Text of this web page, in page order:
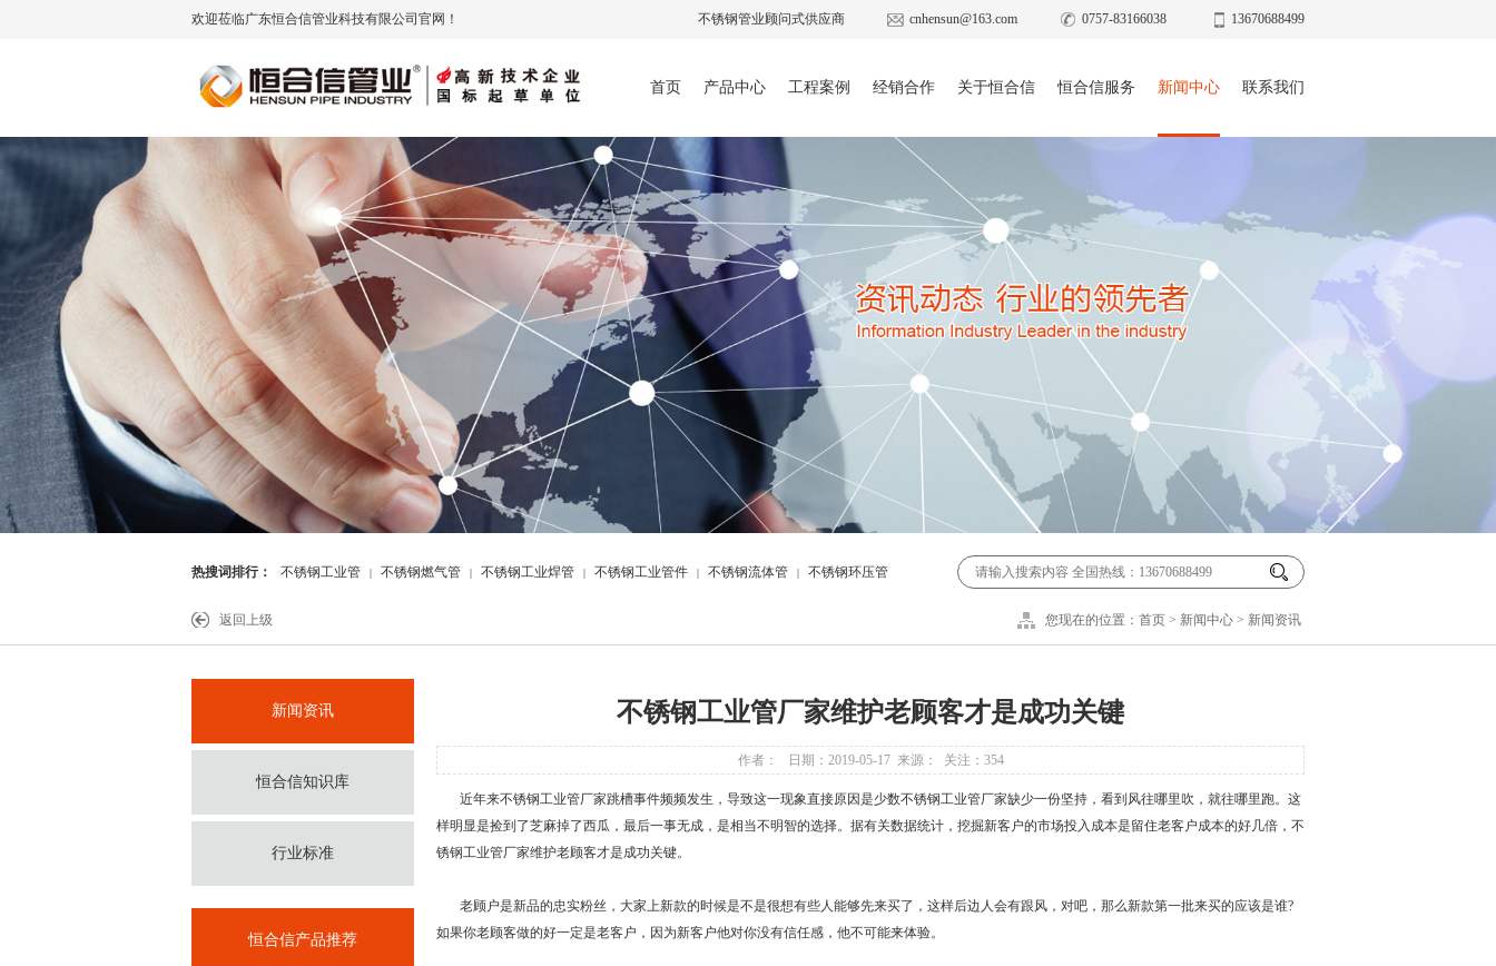
欢迎莅临广东恒合信管业科技有限公司官网！ 不锈钢管业顾问式供应商 cnhensun@163.com 0757-83166038 13670688499
首页 产品中心 工程案例 经销合作 关于恒合信 恒合信服务 新闻中心 联系我们
热搜词排行： 不锈钢工业管 | 不锈钢燃气管 | 不锈钢工业焊管 | 不锈钢工业管件 | 不锈钢流体管 | 不锈钢环压管
返回上级
您现在的位置： 首页 > 新闻中心 > 新闻资讯
新闻资讯
恒合信知识库
行业标准
恒合信产品推荐
不锈钢工业管厂家维护老顾客才是成功关键
作者： 日期：2019-05-17 来源： 关注： 354
近年来不锈钢工业管厂家跳槽事件频频发生，导致这一现象直接原因是少数不锈钢工业管厂家缺少一份坚持，看到风往哪里吹，就往哪里跑。这
样明显是捡到了芝麻掉了西瓜，最后一事无成，是相当不明智的选择。据有关数据统计，挖掘新客户的市场投入成本是留住老客户成本的好几倍，不
锈钢工业管厂家维护老顾客才是成功关键。
老顾户是新品的忠实粉丝，大家上新款的时候是不是很想有些人能够先来买了，这样后边人会有跟风，对吧，那么新款第一批来买的应该是谁?
如果你老顾客做的好一定是老客户，因为新客户他对你没有信任感，他不可能来体验。